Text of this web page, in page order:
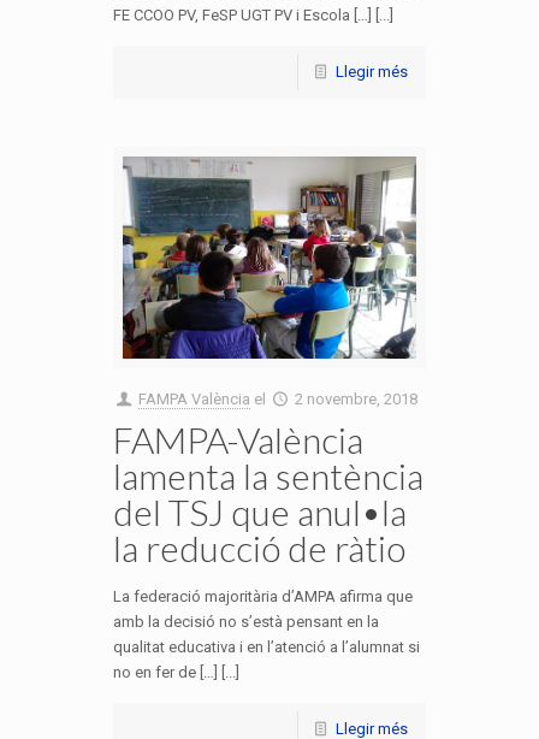
FE CCOO PV, FeSP UGT PV i Escola […] [...]
Llegir més
FAMPA València el 2 novembre, 2018
FAMPA-València
lamenta la sentència
del TSJ que anul•la
la reducció de ràtio
La federació majoritària d’AMPA afirma que
amb la decisió no s’està pensant en la
qualitat educativa i en l’atenció a l’alumnat si
no en fer de […] [...]
Llegir més